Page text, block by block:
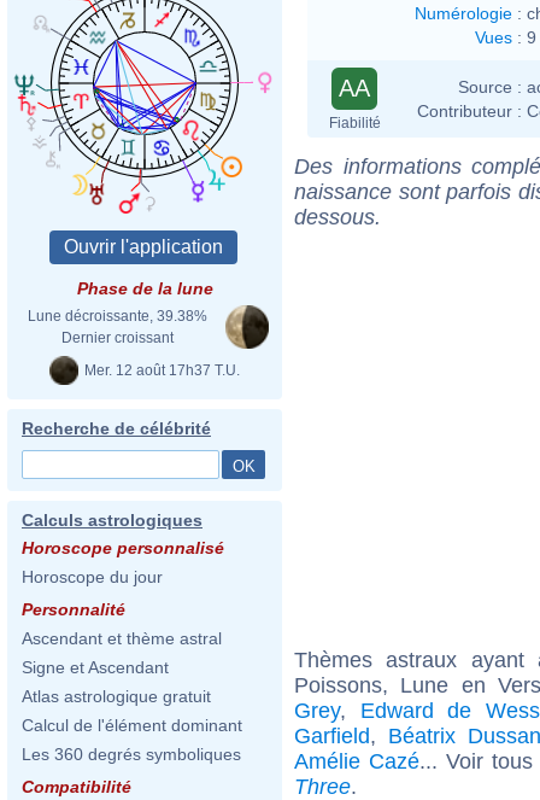
Phase de la lune
Lune décroissante, 39.38%
Dernier croissant
Mer. 12 août 17h37 T.U.
Recherche de célébrité
Calculs astrologiques
Horoscope personnalisé
Horoscope du jour
Personnalité
Ascendant et thème astral
Signe et Ascendant
Atlas astrologique gratuit
Calcul de l'élément dominant
Les 360 degrés symboliques
Compatibilité
Numérologie :
Vues : 9
AA
Fiabilité
Source :
Contributeur :
Des informations
naissance sont parfois
dessous.
Thèmes astraux
Poissons, Lune en
Grey, Edward de
Garfield, Béatrix
Amélie Cazé... Voir
Three.